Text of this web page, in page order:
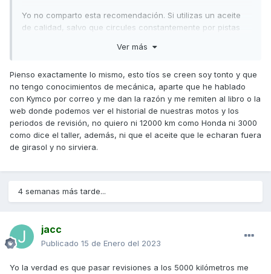
Yo no comparto esta recomendación. Si utilizas un aceite
de calidad, salvo que circules constantemente por pistas
del fabricante que, algo más sabrá del tema que un
Saludos,
Ver más
Pienso exactamente lo mismo, esto tíos se creen soy tonto y que
no tengo conocimientos de mecánica, aparte que he hablado
con Kymco por correo y me dan la razón y me remiten al libro o la
web donde podemos ver el historial de nuestras motos y los
periodos de revisión, no quiero ni 12000 km como Honda ni 3000
como dice el taller, además, ni que el aceite que le echaran fuera
de girasol y no sirviera.
4 semanas más tarde...
jacc
Publicado 15 de Enero del 2023
Yo la verdad es que pasar revisiones a los 5000 kilómetros me